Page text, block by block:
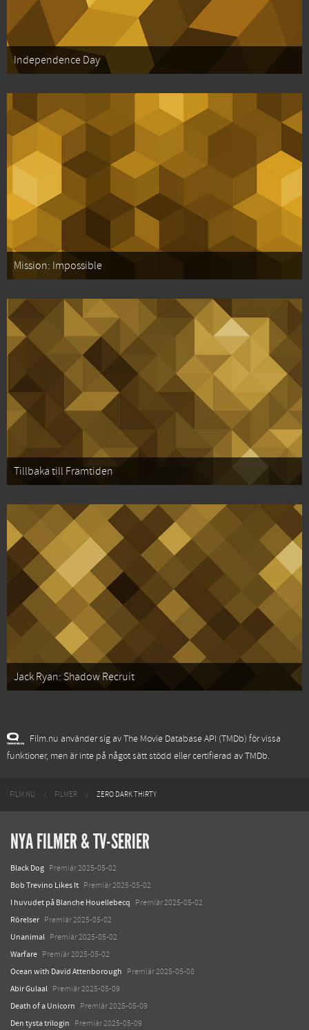
Independence Day
Mission: Impossible
Tillbaka till Framtiden
Jack Ryan: Shadow Recruit
Film.nu använder sig av The Movie Database API (TMDb) för vissa
funktioner, men är inte på något sätt stödd eller certifierad av TMDb.
FILM.NU FILMER ZERO DARK THIRTY
NYA FILMER & TV-SERIER
Black Dog Premiär 2025-05-02
Bob Trevino Likes It Premiär 2025-05-02
I huvudet på Blanche Houellebecq Premiär 2025-05-02
Rörelser Premiär 2025-05-02
Unanimal Premiär 2025-05-02
Warfare Premiär 2025-05-02
Ocean with David Attenborough Premiär 2025-05-08
Abir Gulaal Premiär 2025-05-09
Death of a Unicorn Premiär 2025-05-09
Den tysta trilogin Premiär 2025-05-09